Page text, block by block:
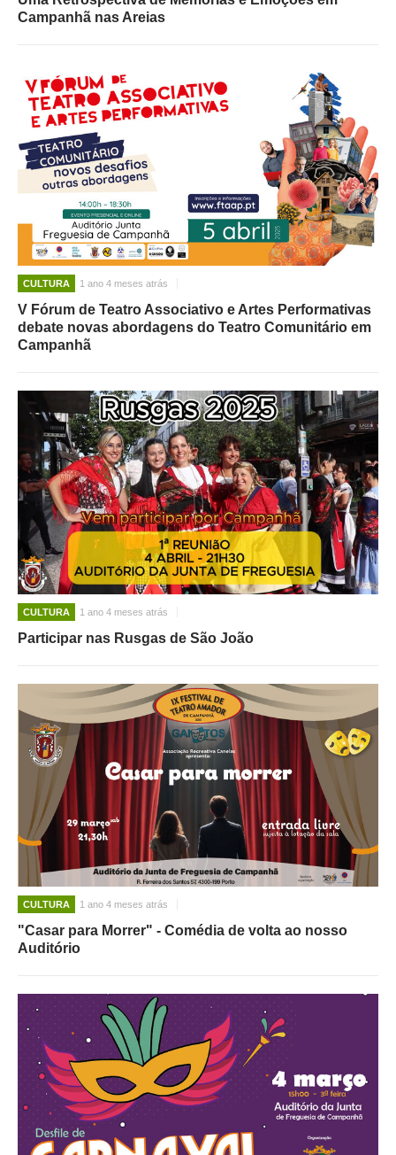
Campanhã nas Areias
CULTURA 1 ano 4 meses atrás
V Fórum de Teatro Associativo e Artes Performativas
debate novas abordagens do Teatro Comunitário em
Campanhã
CULTURA 1 ano 4 meses atrás
Participar nas Rusgas de São João
CULTURA 1 ano 4 meses atrás
"Casar para Morrer" - Comédia de volta ao nosso
Auditório